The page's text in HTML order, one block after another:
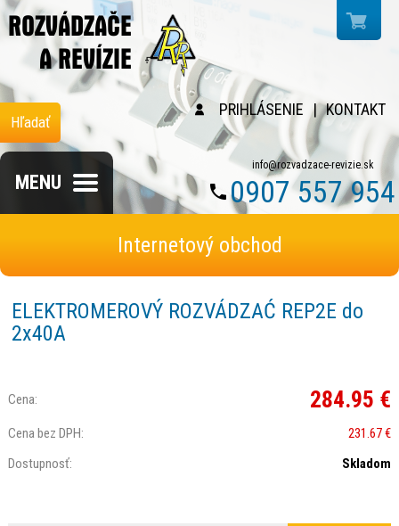
PRIHLÁSENIE | KONTAKT
Hľadať
info@rozvadzace-revizie.sk
0907 557 954
Internetový obchod
MENU
ELEKTROMEROVÝ ROZVÁDZAĆ REP2E do
2x40A
Cena: 284.95 €
Cena bez DPH:
231.67 €
Dostupnosť:
Skladom